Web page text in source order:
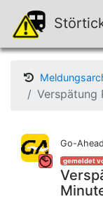
Verspätung
Go-
gemeldet